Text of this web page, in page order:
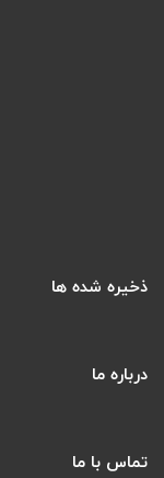
ذخیره شده ها
درباره ما
تماس با ما